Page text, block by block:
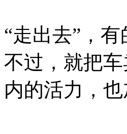
“走出去”，
不过，就把
内的活力，